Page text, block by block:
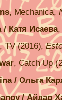
, Mechanica,
/ Катя Исаева,
, TV (2016),
, Catch Up
/ Ольга
/ Айдар